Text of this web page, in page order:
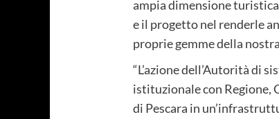
ampia dimensione
e il progetto nel renderle
proprie gemme della
“L’azione dell’Autorità di
istituzionale con Regione,
di Pescara in